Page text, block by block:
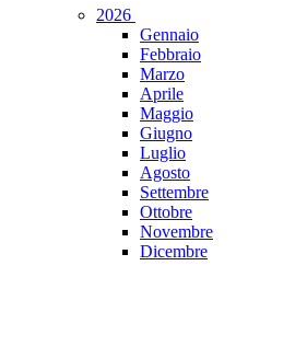
2026
Gennaio
Febbraio
Marzo
Aprile
Maggio
Giugno
Luglio
Agosto
Settembre
Ottobre
Novembre
Dicembre